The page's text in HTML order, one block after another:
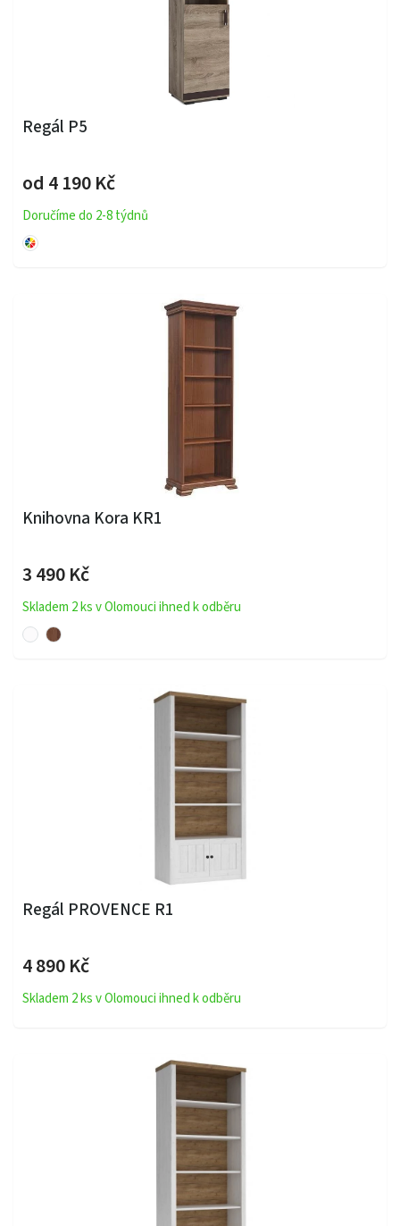
Regál P5
od 4 190 Kč
Doručíme do 2-8 týdnů
Knihovna Kora KR1
3 490 Kč
Skladem 2 ks v Olomouci ihned k odběru
Regál PROVENCE R1
4 890 Kč
Skladem 2 ks v Olomouci ihned k odběru